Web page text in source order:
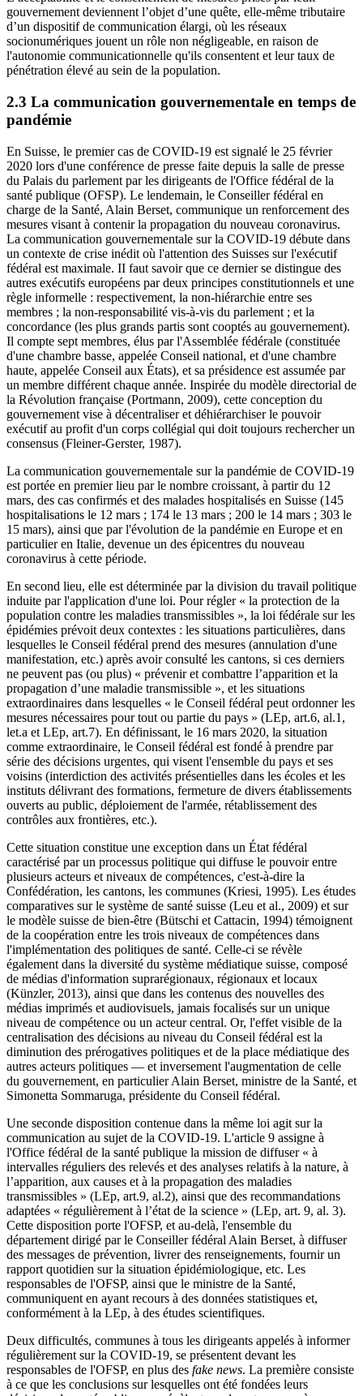
gouvernement deviennent l’objet d’une quête, elle-même tributaire
d’un dispositif de communication élargi, où les réseaux
socionumériques jouent un rôle non négligeable, en raison de
l'autonomie communicationnelle qu'ils consentent et leur taux de
pénétration élevé au sein de la population.
2.3 La communication gouvernementale en temps de
pandémie
En Suisse, le premier cas de COVID-19 est signalé le 25 février
2020 lors d'une conférence de presse faite depuis la salle de presse
du Palais du parlement par les dirigeants de l'Office fédéral de la
santé publique (OFSP). Le lendemain, le Conseiller fédéral en
charge de la Santé, Alain Berset, communique un renforcement des
mesures visant à contenir la propagation du nouveau coronavirus.
La communication gouvernementale sur la COVID-19 débute dans
un contexte de crise inédit où l'attention des Suisses sur l'exécutif
fédéral est maximale. II faut savoir que ce dernier se distingue des
autres exécutifs européens par deux principes constitutionnels et une
règle informelle : respectivement, la non-hiérarchie entre ses
membres ; la non-responsabilité vis-à-vis du parlement ; et la
concordance (les plus grands partis sont cooptés au gouvernement).
Il compte sept membres, élus par l'Assemblée fédérale (constituée
d'une chambre basse, appelée Conseil national, et d'une chambre
haute, appelée Conseil aux États), et sa présidence est assumée par
un membre différent chaque année. Inspirée du modèle directorial de
la Révolution française (Portmann, 2009), cette conception du
gouvernement vise à décentraliser et déhiérarchiser le pouvoir
exécutif au profit d'un corps collégial qui doit toujours rechercher un
consensus (Fleiner-Gerster, 1987).
La communication gouvernementale sur la pandémie de COVID-19
est portée en premier lieu par le nombre croissant, à partir du 12
mars, des cas confirmés et des malades hospitalisés en Suisse (145
hospitalisations le 12 mars ; 174 le 13 mars ; 200 le 14 mars ; 303 le
15 mars), ainsi que par l'évolution de la pandémie en Europe et en
particulier en Italie, devenue un des épicentres du nouveau
coronavirus à cette période.
En second lieu, elle est déterminée par la division du travail politique
induite par l'application d'une loi. Pour régler « la protection de la
population contre les maladies transmissibles », la loi fédérale sur les
épidémies prévoit deux contextes : les situations particulières, dans
lesquelles le Conseil fédéral prend des mesures (annulation d'une
manifestation, etc.) après avoir consulté les cantons, si ces derniers
ne peuvent pas (ou plus) « prévenir et combattre l’apparition et la
propagation d’une maladie transmissible », et les situations
extraordinaires dans lesquelles « le Conseil fédéral peut ordonner les
mesures nécessaires pour tout ou partie du pays » (LEp, art.6, al.1,
let.a et LEp, art.7). En définissant, le 16 mars 2020, la situation
comme extraordinaire, le Conseil fédéral est fondé à prendre par
série des décisions urgentes, qui visent l'ensemble du pays et ses
voisins (interdiction des activités présentielles dans les écoles et les
instituts délivrant des formations, fermeture de divers établissements
ouverts au public, déploiement de l'armée, rétablissement des
contrôles aux frontières, etc.).
Cette situation constitue une exception dans un État fédéral
caractérisé par un processus politique qui diffuse le pouvoir entre
plusieurs acteurs et niveaux de compétences, c'est-à-dire la
Confédération, les cantons, les communes (Kriesi, 1995). Les études
comparatives sur le système de santé suisse (Leu et al., 2009) et sur
le modèle suisse de bien-être (Bütschi et Cattacin, 1994) témoignent
de la coopération entre les trois niveaux de compétences dans
l'implémentation des politiques de santé. Celle-ci se révèle
également dans la diversité du système médiatique suisse, composé
de médias d'information suprarégionaux, régionaux et locaux
(Künzler, 2013), ainsi que dans les contenus des nouvelles des
médias imprimés et audiovisuels, jamais focalisés sur un unique
niveau de compétence ou un acteur central. Or, l'effet visible de la
centralisation des décisions au niveau du Conseil fédéral est la
diminution des prérogatives politiques et de la place médiatique des
autres acteurs politiques — et inversement l'augmentation de celle
du gouvernement, en particulier Alain Berset, ministre de la Santé, et
Simonetta Sommaruga, présidente du Conseil fédéral.
Une seconde disposition contenue dans la même loi agit sur la
communication au sujet de la COVID-19. L'article 9 assigne à
l'Office fédéral de la santé publique la mission de diffuser « à
intervalles réguliers des relevés et des analyses relatifs à la nature, à
l’apparition, aux causes et à la propagation des maladies
transmissibles » (LEp, art.9, al.2), ainsi que des recommandations
adaptées « régulièrement à l’état de la science » (LEp, art. 9, al. 3).
Cette disposition porte l'OFSP, et au-delà, l'ensemble du
département dirigé par le Conseiller fédéral Alain Berset, à diffuser
des messages de prévention, livrer des renseignements, fournir un
rapport quotidien sur la situation épidémiologique, etc. Les
responsables de l'OFSP, ainsi que le ministre de la Santé,
communiquent en ayant recours à des données statistiques et,
conformément à la LEp, à des études scientifiques.
Deux difficultés, communes à tous les dirigeants appelés à informer
régulièrement sur la COVID-19, se présentent devant les
responsables de l'OFSP, en plus des fake news. La première consiste
à ce que les conclusions sur lesquelles ont été fondées leurs